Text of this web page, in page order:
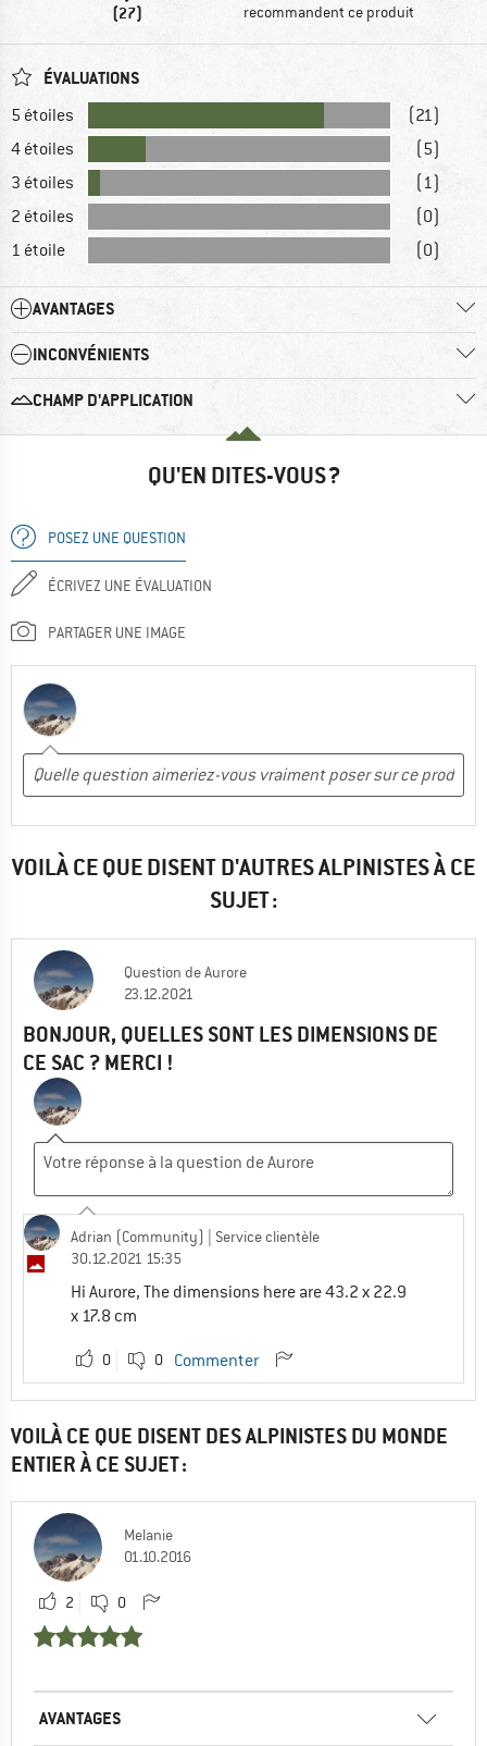
(27) recommandent ce produit
ÉVALUATIONS
5 étoiles
(21)
4 étoiles
(5)
3 étoiles
(1)
2 étoiles
(0)
1 étoile
(0)
AVANTAGES
INCONVÉNIENTS
CHAMP D'APPLICATION
QU'EN DITES-VOUS ?
POSEZ UNE QUESTION
ÉCRIVEZ UNE ÉVALUATION
PARTAGER UNE IMAGE
VOILÀ CE QUE DISENT D'AUTRES ALPINISTES À CE
SUJET :
Question deAurore
23.12.2021
BONJOUR, QUELLES SONT LES DIMENSIONS DE
CE SAC ? MERCI !
Adrian (Community)
| Service clientèle
30.12.2021 15:35
Hi Aurore, The dimensions here are 43.2 x 22.9
x 17.8 cm
0 0 Commenter
VOILÀ CE QUE DISENT DES ALPINISTES DU MONDE
ENTIER À CE SUJET :
Melanie
01.10.2016
2 0
AVANTAGES